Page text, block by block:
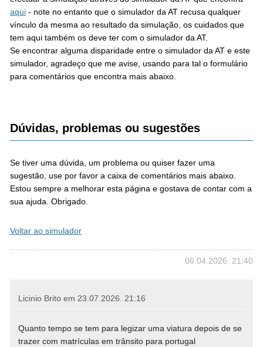
aqui- note no entanto que o simulador da AT recusa qualquer
vínculo da mesma ao resultado da simulação, os cuidados que
tem aqui também os deve ter com o simulador da AT.
Se encontrar alguma disparidade entre o simulador da AT e este
simulador, agradeço que me avise, usando para tal o formulário
para comentários que encontra mais abaixo.
Dúvidas, problemas ou sugestões
Se tiver uma dúvida, um problema ou quiser fazer uma
sugestão, use por favor a caixa de comentários mais abaixo.
Estou sempre a melhorar esta página e gostava de contar com a
sua ajuda. Obrigado.
Voltar ao simulador
06.04.2026. 21:40
Licinio Brito em 23.07.2026. 21:16
Quanto tempo se tem para legizar uma viatura depois de se
trazer com matrículas em trânsito para portugal